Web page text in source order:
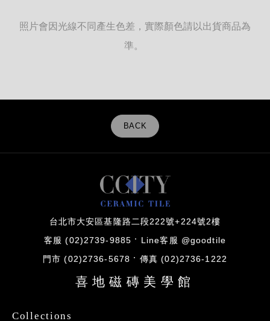
照片會因光線不同產生色差，實際顏色請以出貨商品為
準。
BACK
台北市大安區基隆路二段222號+224號2樓
客服 (02)2739-9885 Line客服 @goodtile
門市 (02)2736-5678 傳真 (02)2736-1222
喜地磁磚美學館
Collections